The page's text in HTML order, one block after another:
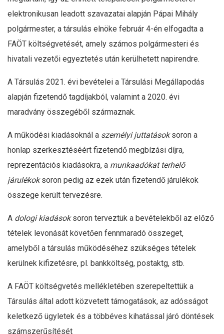
elektronikusan leadott szavazatai alapján Pápai Mihály
polgármester, a társulás elnöke február 4-én elfogadta a
FAÖT költségvetését, amely számos polgármesteri és
hivatali vezetői egyeztetés után kerülhetett napirendre.
A Társulás 2021. évi bevételei a Társulási Megállapodás
alapján fizetendő tagdíjakból, valamint a 2020. évi
maradvány összegéből származnak.
A működési kiadásoknál a személyi juttatásoksoron a
honlap szerkesztéséért fizetendő megbízási díjra,
reprezentációs kiadásokra, a munkaadókat terhelő
járulékoksoron pedig az ezek után fizetendő járulékok
összege került tervezésre.
A dologi kiadásoksoron terveztük a bevételekből az előző
tételek levonását követően fennmaradó összeget,
amelyből a társulás működéséhez szükséges tételek
kerülnek kifizetésre, pl. bankköltség, postaktg, stb.
A FAÖT költségvetés mellékletében szerepeltettük a
Társulás által adott közvetett támogatások, az adósságot
keletkező ügyletek és a többéves kihatással járó döntések
számszerűsítését